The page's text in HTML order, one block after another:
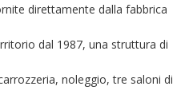
direttamente dalla fabbrica
dal 1987, una struttura di
noleggio, tre saloni di